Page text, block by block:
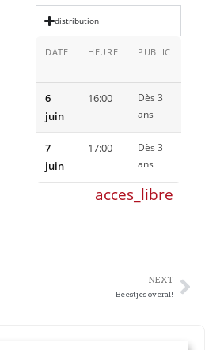
distribution
DATE HEURE PUBLIC
6
juin
16:00
Dès 3
ans
7
juin
17:00
Dès 3
ans
acces_libre
NEXT
Beestjes overal!